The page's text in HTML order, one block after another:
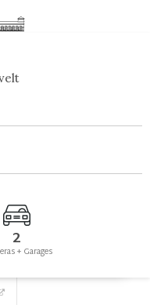
2
+ Garages